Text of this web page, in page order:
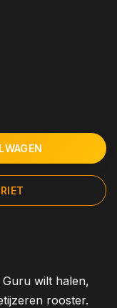
wilt halen,
rooster.